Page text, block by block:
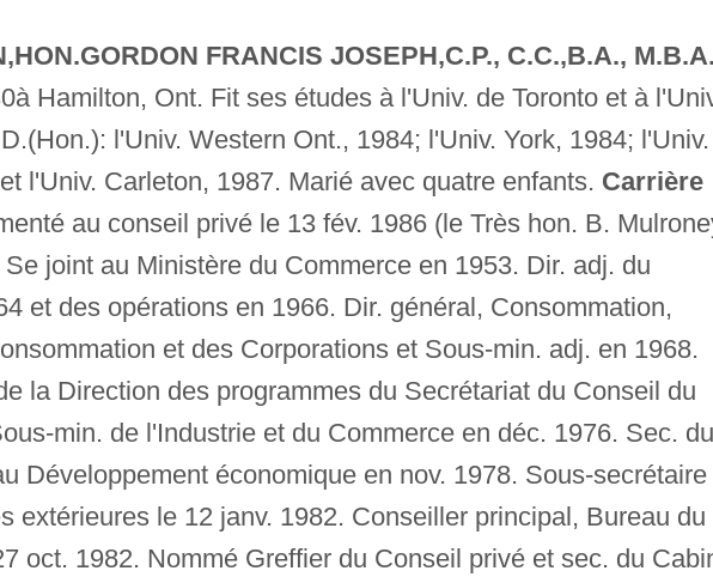
FRANCIS JOSEPH,C.P., C.C.,B.A., M.B.A.
Hamilton, Ont. Fit ses études à l'Univ. de Toronto et à
l'Univ. Western Ont., 1984; l'Univ. York, 1984; l'Univ.
l'Univ. Carleton, 1987. Marié avec quatre enfants. Carrière
au conseil privé le 13 fév. 1986 (le Très hon. B.
Se joint au Ministère du Commerce en 1953. Dir. adj. du
et des opérations en 1966. Dir. général, Consommation,
et des Corporations et Sous-min. adj. en 1968.
la Direction des programmes du Secrétariat du Conseil du
min. de l'Industrie et du Commerce en déc. 1976. Sec. du
Développement économique en nov. 1978. Sous-secrétaire
extérieures le 12 janv. 1982. Conseiller principal, Bureau du
oct. 1982. Nommé Greffier du Conseil privé et sec. du